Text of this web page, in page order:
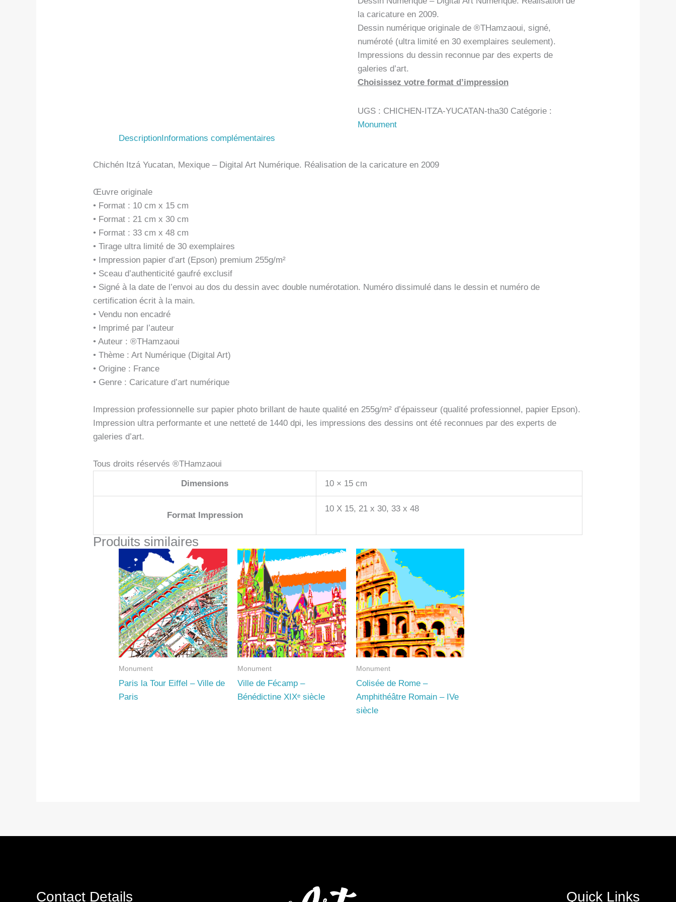
la caricature en 2009.
Dessin numérique originale de ®THamzaoui, signé,
numéroté (ultra limité en 30 exemplaires seulement).
Impressions du dessin reconnue par des experts de
galeries d’art.
Choisissez votre format d’impression
UGS : CHICHEN-ITZA-YUCATAN-tha30 Catégorie :
Monument
DescriptionInformations complémentaires
Chichén Itzá Yucatan, Mexique – Digital Art Numérique. Réalisation de la caricature en 2009
Œuvre originale
• Format : 10 cm x 15 cm
• Format : 21 cm x 30 cm
• Format : 33 cm x 48 cm
• Tirage ultra limité de 30 exemplaires
• Impression papier d’art (Epson) premium 255g/m²
• Sceau d’authenticité gaufré exclusif
• Signé à la date de l’envoi au dos du dessin avec double numérotation. Numéro dissimulé dans le dessin et numéro de
certification écrit à la main.
• Vendu non encadré
• Imprimé par l’auteur
• Auteur : ®THamzaoui
• Thème : Art Numérique (Digital Art)
• Origine : France
• Genre : Caricature d’art numérique
Impression professionnelle sur papier photo brillant de haute qualité en 255g/m² d’épaisseur (qualité professionnel, papier Epson).
Impression ultra performante et une netteté de 1440 dpi, les impressions des dessins ont été reconnues par des experts de
galeries d’art.
Tous droits réservés ®THamzaoui
Dimensions 10 × 15 cm
Format Impression
10 X 15, 21 x 30, 33 x 48
Produits similaires
Monument
Paris la Tour Eiffel – Ville de
Paris
Monument
Ville de Fécamp –
Bénédictine XIXᵉ siècle
Monument
Colisée de Rome –
Amphithéâtre Romain – IVe
siècle
Contact Details Quick Links